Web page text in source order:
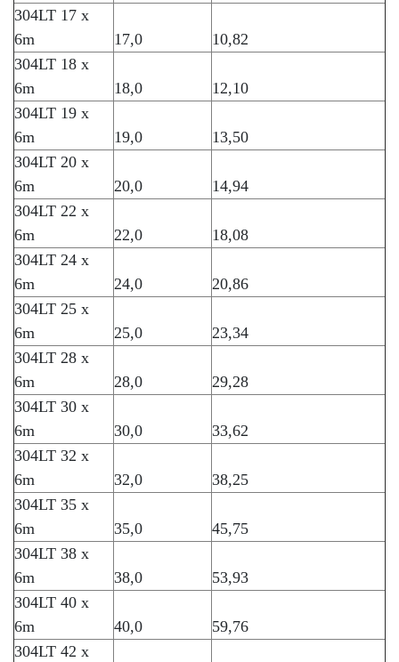
304LT 17 x
6m
17,0
10,82
304LT 18 x
6m
18,0
12,10
304LT 19 x
6m
19,0
13,50
304LT 20 x
6m
20,0
14,94
304LT 22 x
6m
22,0
18,08
304LT 24 x
6m
24,0
20,86
304LT 25 x
6m
25,0
23,34
304LT 28 x
6m
28,0
29,28
304LT 30 x
6m
30,0
33,62
304LT 32 x
6m
32,0
38,25
304LT 35 x
6m
35,0
45,75
304LT 38 x
6m
38,0
53,93
304LT 40 x
6m
40,0
59,76
304LT 42 x